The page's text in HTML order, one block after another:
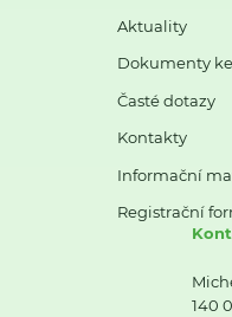
Aktuality
Dokumenty
Časté dotazy
Kontakty
Informační
Registrační
140